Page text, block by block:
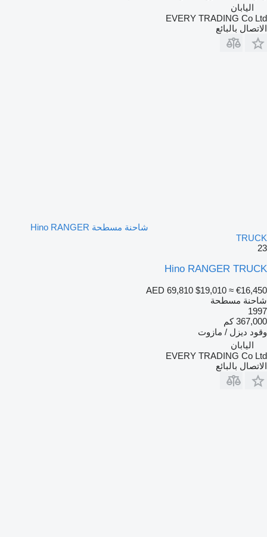
اليابان
EVERY TRADING Co Ltd
الاتصال بالبائع
شاحنة مسطحة Hino RANGER
TRUCK
23
Hino RANGER TRUCK
AED 69,810 $19,010 ≈ €16,450
شاحنة مسطحة
1997
367,000 كم
وقود ديزل / مازوت
اليابان
EVERY TRADING Co Ltd
الاتصال بالبائع